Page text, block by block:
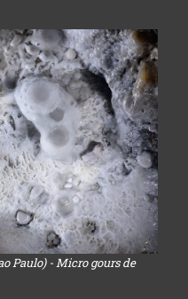
Paulo) - Micro gours de